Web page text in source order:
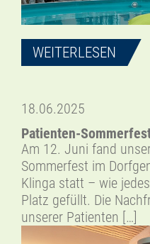
WEITERLESEN
18.06.2025
Patienten-
Am 12. Juni fand
Sommerfest im
Klinga statt – wie
Platz gefüllt. Die
unserer Patienten […]